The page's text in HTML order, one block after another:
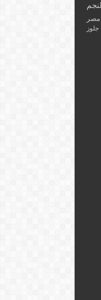
النجم
مصر
جلوز